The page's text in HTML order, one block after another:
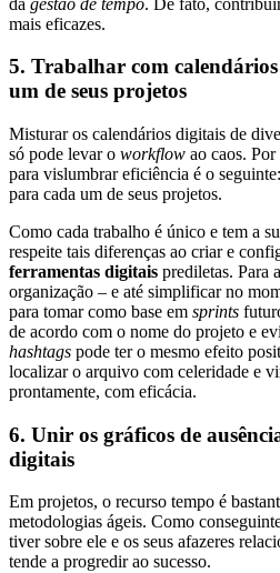
mais eficazes.
5. Trabalhar com
um de seus projetos
Misturar os calendários digitais de
só pode levar o workflow ao caos.
para vislumbrar eficiência é o
para cada um de seus projetos.
Como cada trabalho é único e tem a
respeite tais diferenças ao criar e
ferramentas digitais prediletas. Para
organização – e até simplificar no
para tomar como base em sprints
de acordo com o nome do projeto e
hashtags pode ter o mesmo efeito
localizar o arquivo com celeridade e
prontamente, com eficácia.
6. Unir os gráficos de
digitais
Em projetos, o recurso tempo é
metodologias ágeis. Como
tiver sobre ele e os seus afazeres
tende a progredir ao sucesso.